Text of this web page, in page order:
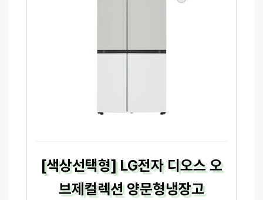
[색상선택형] LG전자 디오스 오
브제컬렉션 양문형냉장고